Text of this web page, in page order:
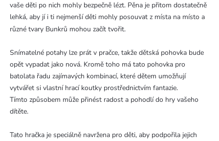
vaše děti po nich mohly bezpečně lézt. Pěna je přitom dostatečně
lehká, aby jí i ti nejmenší děti mohly posouvat z místa na místo a
různé tvary Bunkrů mohou začít tvořit.
Snímatelné potahy lze prát v pračce, takže dětská pohovka bude
opět vypadat jako nová. Kromě toho má tato pohovka pro
batolata řadu zajímavých kombinací, které dětem umožňují
vytvářet si vlastní hrací koutky prostřednictvím fantazie.
Tímto způsobem může přinést radost a pohodlí do hry vašeho
dítěte.
Tato hračka je speciálně navržena pro děti, aby podpořila jejich